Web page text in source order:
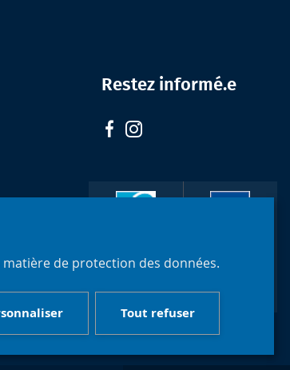
de protection des données.
Tout refuser
Restez informé.e
Philosophie
sociales
Université
Bruxelles